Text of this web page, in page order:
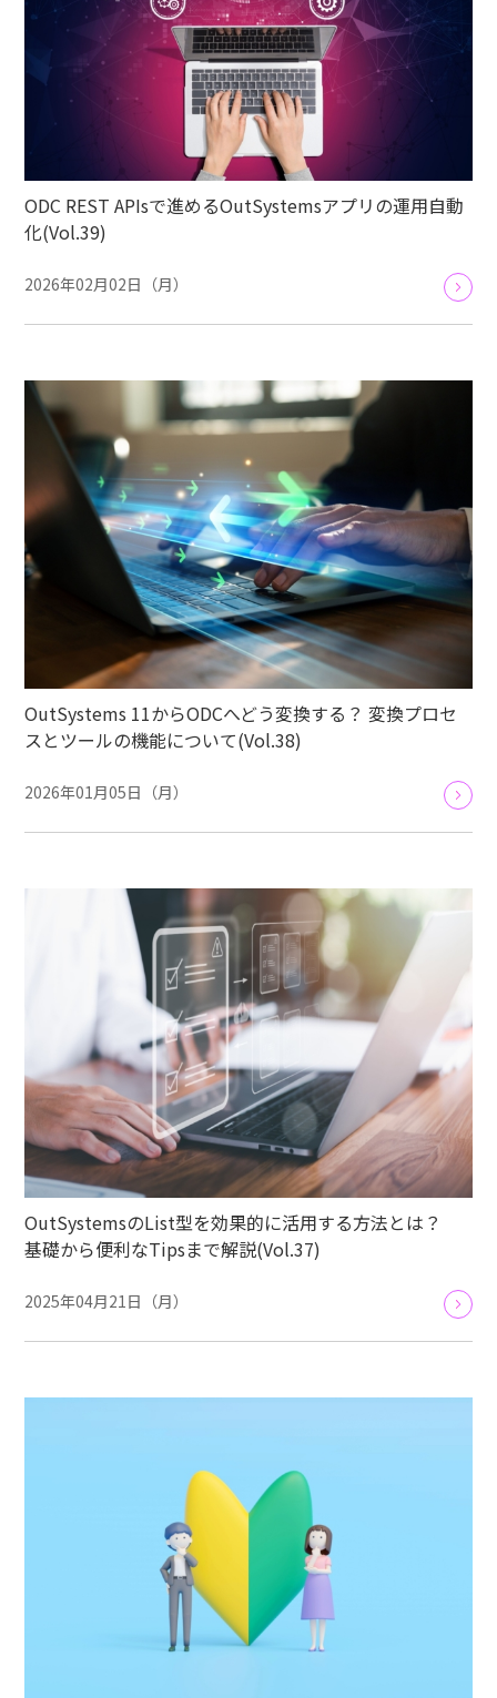
ODC REST APIsで進めるOutSystemsアプリの運用自動
化(Vol.39)
2026年02月02日（月）
OutSystems 11からODCへどう変換する？ 変換プロセ
スとツールの機能について(Vol.38)
2026年01月05日（月）
OutSystemsのList型を効果的に活用する方法とは？
基礎から便利なTipsまで解説(Vol.37)
2025年04月21日（月）